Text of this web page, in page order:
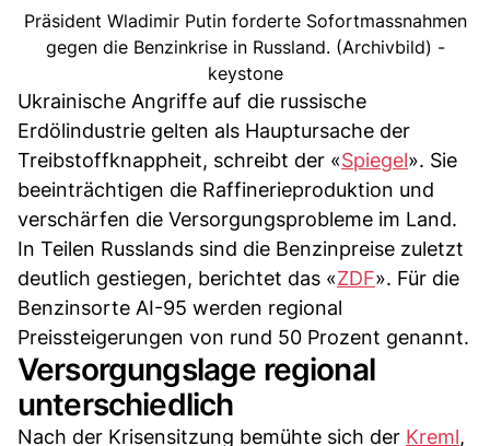
Präsident Wladimir Putin forderte Sofortmassnahmen
gegen die Benzinkrise in Russland. (Archivbild) -
keystone
Ukrainische Angriffe auf die russische
Erdölindustrie gelten als Hauptursache der
Treibstoffknappheit, schreibt der «Spiegel». Sie
beeinträchtigen die Raffinerieproduktion und
verschärfen die Versorgungsprobleme im Land.
In Teilen Russlands sind die Benzinpreise zuletzt
deutlich gestiegen, berichtet das «ZDF». Für die
Benzinsorte AI-95 werden regional
Preissteigerungen von rund 50 Prozent genannt.
Versorgungslage regional
unterschiedlich
Nach der Krisensitzung bemühte sich der Kreml,